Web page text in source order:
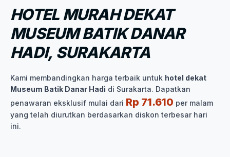
HOTEL MURAH DEKAT
MUSEUM BATIK DANAR
HADI, SURAKARTA
Kami membandingkan harga terbaik untuk hotel dekat
Museum Batik Danar Hadi di Surakarta. Dapatkan
penawaran eksklusif mulai dari Rp 71.610 per malam
yang telah diurutkan berdasarkan diskon terbesar hari
ini.